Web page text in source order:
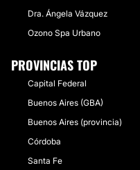
CONTACTAR
Dra. Ángela Vázquez
Ozono Spa Urbano
PROVINCIAS TOP
Capital Federal
Buenos Aires (GBA)
Buenos Aires (provincia)
Córdoba
Santa Fe